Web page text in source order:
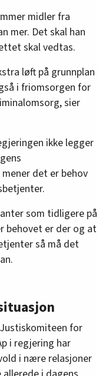
midler fra
mer. Det skal han
skal vedtas.
løft på grunnplan
i friomsorgen for
sier
ikke legger
det er behov
som tidligere på
behovet er der og at
så må det
for
i regjering har
i nære relasjoner